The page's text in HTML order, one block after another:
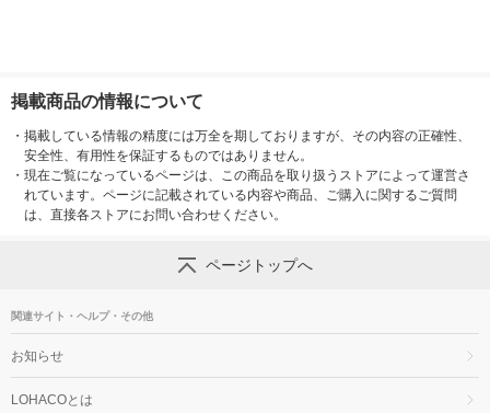
掲載商品の情報について
・ 掲載している情報の精度には万全を期しておりますが、その内容の正確性、
安全性、有用性を保証するものではありません。
・ 現在ご覧になっているページは、この商品を取り扱うストアによって運営さ
れています。ページに記載されている内容や商品、ご購入に関するご質問
は、直接各ストアにお問い合わせください。
ページトップへ
関連サイト・ヘルプ・その他
お知らせ
LOHACOとは